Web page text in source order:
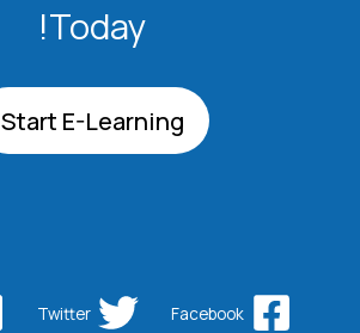
Today!
Start E-Learning
Facebook
Twitter